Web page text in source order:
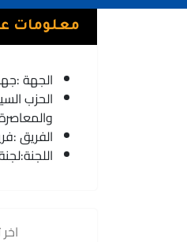
معلومات
الجهة :
الحزب
الفريق :
اللجنة:
اخر